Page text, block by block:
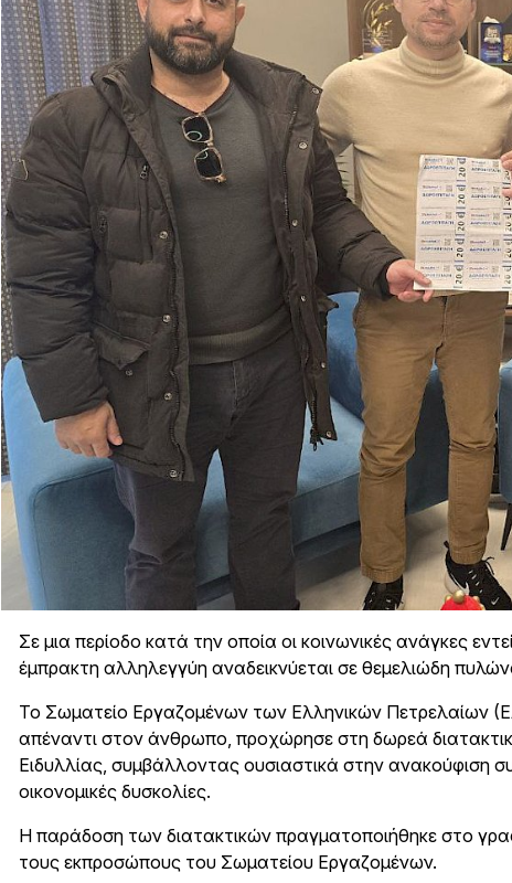
Σε μια περίοδο κατά την οποία οι κοινωνικές ανάγκες
έμπρακτη αλληλεγγύη αναδεικνύεται σε θεμελιώδη
Το Σωματείο Εργαζομένων των Ελληνικών Πετρελαίων
απέναντι στον άνθρωπο, προχώρησε στη δωρεά
Ειδυλλίας, συμβάλλοντας ουσιαστικά στην ανακούφιση
οικονομικές δυσκολίες.
Η παράδοση των διατακτικών πραγματοποιήθηκε στο
τους εκπροσώπους του Σωματείου Εργαζομένων.